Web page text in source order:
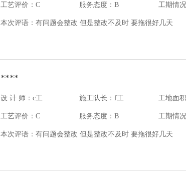
工艺评价：C 服务态度：B 工期情
本次评语： 有问题会整改 但是整改不及时 要拖很好几天
****
设 计 师：c工 施工队长：f工 工地面
工艺评价：C 服务态度：B 工期情
本次评语： 有问题会整改 但是整改不及时 要拖很好几天